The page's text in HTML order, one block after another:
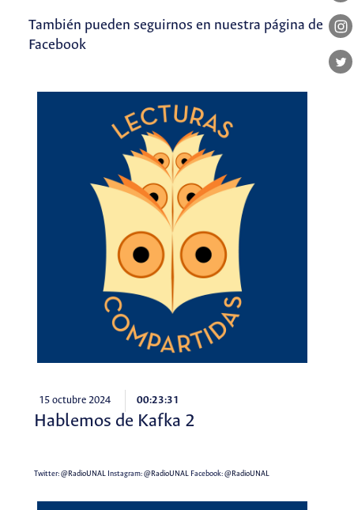
También pueden seguirnos en nuestra página de
Facebook
15 octubre 2024 00:23:31
Hablemos de Kafka 2
Twitter:@RadioUNALInstagram:@RadioUNALFacebook:@RadioUNAL